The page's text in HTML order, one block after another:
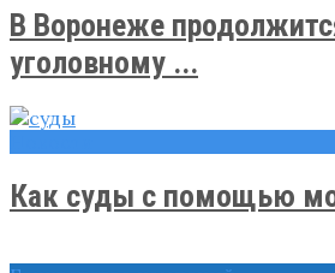
В Воронеже
уголовному ...
Как суды с помощью